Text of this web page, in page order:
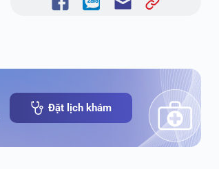
Đặt lịch khám